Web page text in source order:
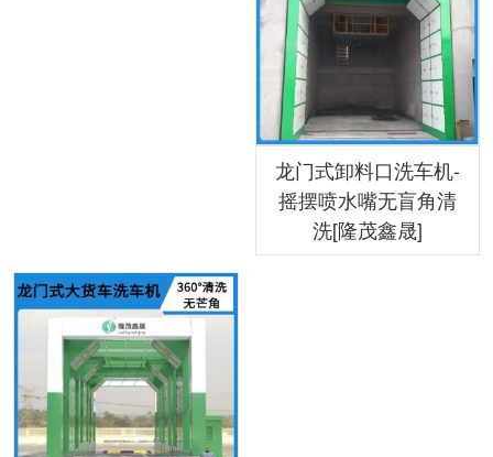
龙门式卸料口洗车机-
摇摆喷水嘴无盲角清
洗[隆茂鑫晟]